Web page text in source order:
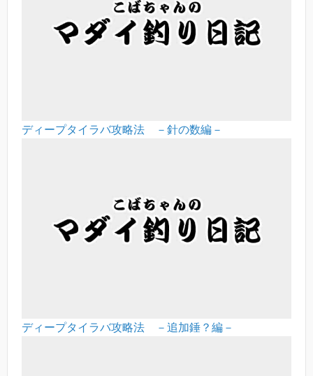
ディープタイラバ攻略法 －針の数編－
ディープタイラバ攻略法 －追加錘？編－